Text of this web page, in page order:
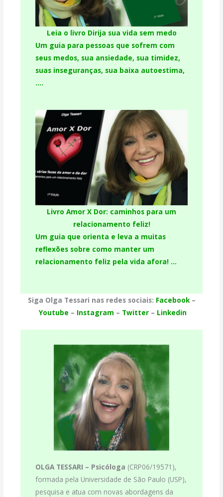
Leia o livro Dirija sua vida sem medo
Um guia para pessoas que sofrem com
seus medos, sua ansiedade, sua timidez,
suas inseguranças, sua baixa autoestima,
….
Livro Amor X Dor: caminhos para um
relacionamento feliz!
Um guia que orienta e leva a muitas
reflexões sobre como manter um
relacionamento feliz pela vida afora! …
Siga Olga Tessari nas redes sociais: Facebook–
Youtube – Instagram – Twitter– Linkedin
OLGA TESSARI – Psicóloga (CRP06/19571),
formada pela Universidade de São Paulo (USP),
pesquisa e atua com novas abordagens da